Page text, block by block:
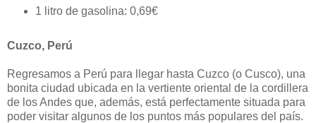
1 litro de gasolina: 0,69€
Cuzco, Perú
Regresamos a Perú para llegar hasta Cuzco (o Cusco), una
bonita ciudad ubicada en la vertiente oriental de la cordillera
de los Andes que, además, está perfectamente situada para
poder visitar algunos de los puntos más populares del país.